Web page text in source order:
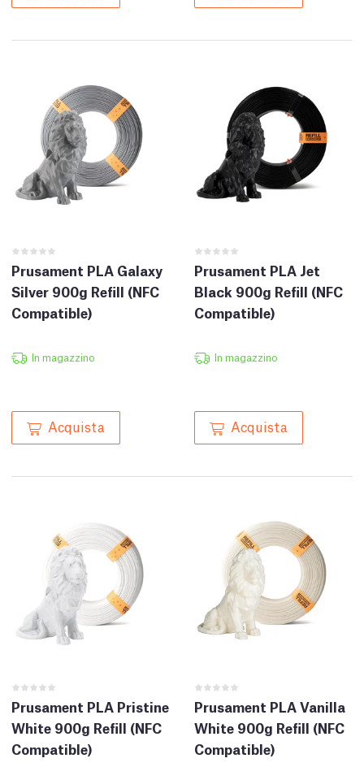
Prusament PLA Galaxy
Silver 900g Refill (NFC
Compatible)
In magazzino
Acquista
Prusament PLA Jet
Black 900g Refill (NFC
Compatible)
In magazzino
Acquista
Prusament PLA Pristine
White 900g Refill (NFC
Compatible)
Prusament PLA Vanilla
White 900g Refill (NFC
Compatible)